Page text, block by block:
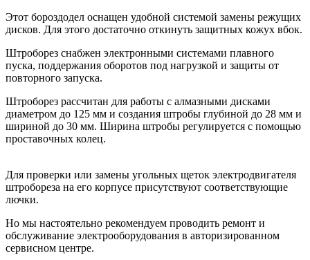
Этот бороздодел оснащен удобной системой замены режущих
дисков. Для этого достаточно откинуть защитных кожух вбок.
Штроборез снабжен электронными системами плавного
пуска, поддержания оборотов под нагрузкой и защиты от
повторного запуска.
Штроборез рассчитан для работы с алмазными дисками
диаметром до 125 мм и создания штробы глубиной до 28 мм и
шириной до 30 мм. Ширина штробы регулируется с помощью
проставочных колец.
Для проверки или замены угольных щеток электродвигателя
штробореза на его корпусе присутствуют соответствующие
лючки.
Но мы настоятельно рекомендуем проводить ремонт и
обслуживание электрооборудования в авторизированном
сервисном центре.